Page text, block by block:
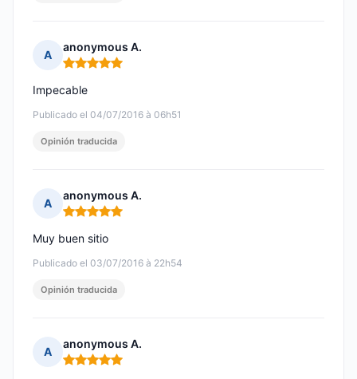
A
anonymous A.
Nota: 5 de 5
Publicado el 04/07/2016 à 06h51
Impecable
Opinión traducida
A
anonymous A.
Nota: 5 de 5
Publicado el 03/07/2016 à 22h54
Muy buen sitio
Opinión traducida
A
anonymous A.
Nota: 5 de 5